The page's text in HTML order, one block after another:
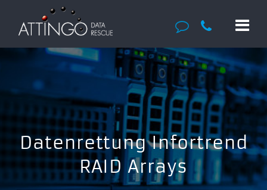
Datenrettung Infortrend
RAID Arrays